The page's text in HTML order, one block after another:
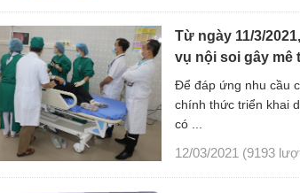
Từ ngày 11/3/
vụ nội soi gây mê
Để đáp ứng nhu cầu
chính thức triển khai
có ...
12/03/2021 (9193